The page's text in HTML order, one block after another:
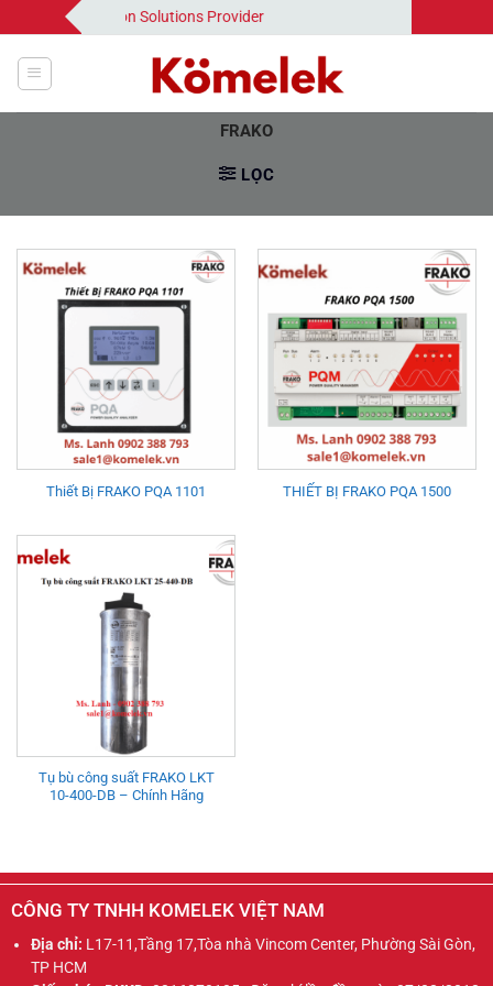
qua
nội
dung
| Your Automation Solutions Provider
FRAKO
LỌC
Thiết Bị FRAKO PQA 1101 THIẾT BỊ FRAKO PQA 1500
Tụ bù công suất FRAKO LKT
10-400-DB – Chính Hãng
CÔNG TY TNHH KOMELEK VIỆT NAM
Địa chỉ: L17-11,Tầng 17,Tòa nhà Vincom Center, Phường Sài Gòn,
TP HCM